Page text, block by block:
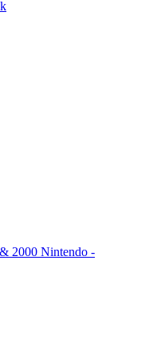
2000 Nintendo -